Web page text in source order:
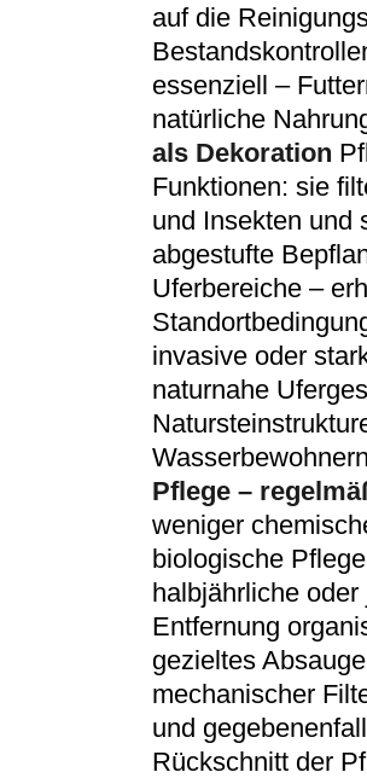
auf die
essenziell –
natürliche
als Dekoration
Funktionen: sie
und Insekten und
abgestufte
Uferbereiche –
invasive oder
naturnahe
Pflege –
weniger
biologische
halbjährliche
Entfernung
gezieltes
mechanischer
und
Rückschnitt der